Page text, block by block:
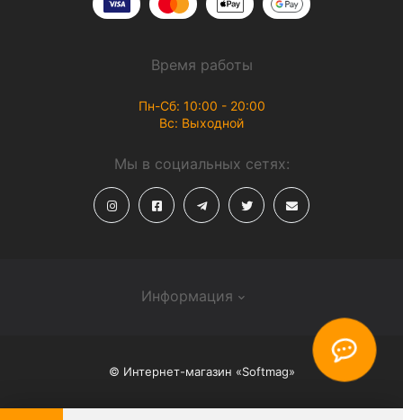
Информация
Время работы
Пн-Сб: 10:00 - 20:00
Вс: Выходной
Мы в социальных сетях:
© Интернет-магазин «Softmag»